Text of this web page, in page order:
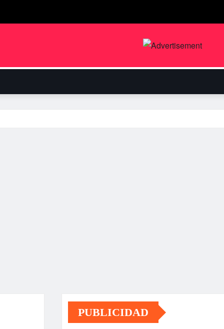
PUBLICIDAD